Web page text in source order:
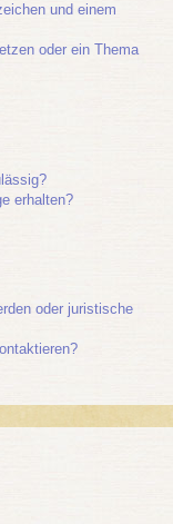
und einem
oder ein Thema
erhalten?
oder juristische